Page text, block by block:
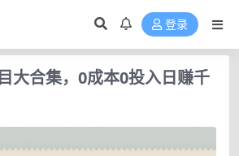
登录
大合集，0成本0投入日赚千